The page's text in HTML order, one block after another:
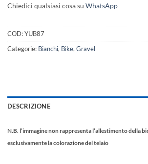
Chiedici qualsiasi cosa su WhatsApp
COD:YUB87
Categorie: Bianchi, Bike, Gravel
DESCRIZIONE
N.B. l’immagine non rappresenta l’allestimento della
esclusivamente la colorazione del telaio